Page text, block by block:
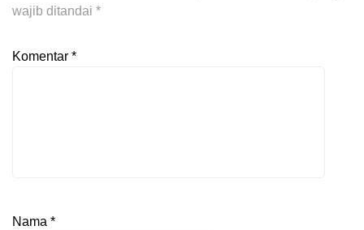
wajib ditandai *
Komentar *
Nama *